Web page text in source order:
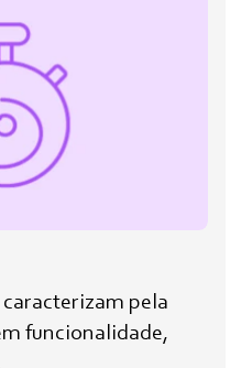
pela
funcionalidade,